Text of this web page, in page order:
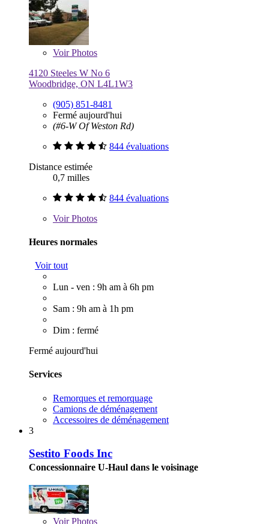
VoirPhotos
4120 Steeles W No 6
Woodbridge, ON L4L1W3
(905) 851-8481
Fermé aujourd'hui
(#6-W Of Weston Rd)
844 évaluations
Distance estimée
0,7 milles
844 évaluations
VoirPhotos
Heures normales
Voir tout
Lun - ven : 9h am à 6h pm
Sam : 9h am à 1h pm
Dim : fermé
Fermé aujourd'hui
Services
Remorques et remorquage
Camions de déménagement
Accessoires de déménagement
3
Sestito Foods Inc
Concessionnaire U-Haul dans le voisinage
VoirPhotos